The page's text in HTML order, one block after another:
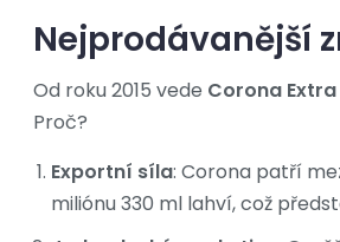
Nejprodávanější
Od roku 2015 vede Corona Extra
Proč?
Exportní síla: Corona patří
miliónu 330 ml lahví, což